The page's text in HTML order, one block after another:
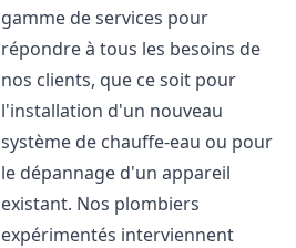
gamme de services pour
répondre à tous les besoins de
nos clients, que ce soit pour
l'installation d'un nouveau
système de chauffe-eau ou pour
le dépannage d'un appareil
existant. Nos plombiers
expérimentés interviennent